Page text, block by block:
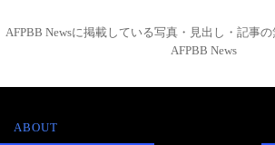
AFPBB Newsに掲載している写真・見出し・記事
AFPBB News
ABOUT